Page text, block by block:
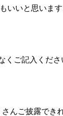
いいと思います
くご記入くださ
んご披露でき